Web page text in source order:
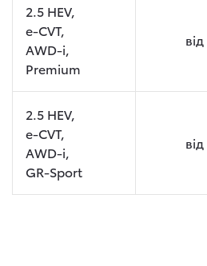
2.5 HEV,
e-CVT,
AWD-i,
Premium
від
2.5 HEV,
e-CVT,
AWD-i,
GR-Sport
від